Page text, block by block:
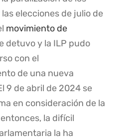
elecciones de julio de
movimiento de
detuvo y la ILP pudo
con el
de una nueva
9 de abril de 2024 se
en consideración de la
la difícil
la ha